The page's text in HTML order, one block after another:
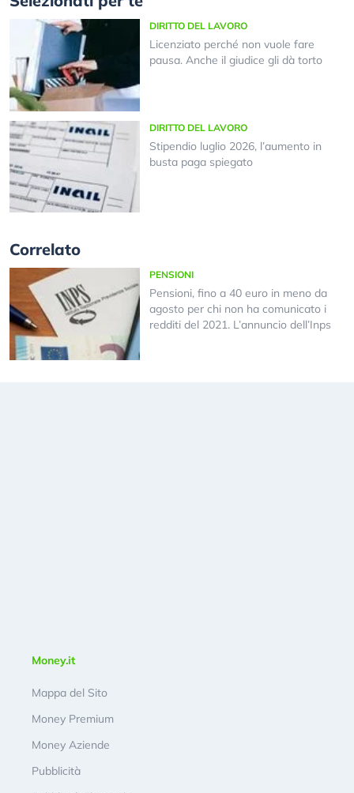
DIRITTO DEL LAVORO
Licenziato perché non vuole fare
pausa. Anche il giudice gli dà torto
DIRITTO DEL LAVORO
Stipendio luglio 2026, l’aumento in
busta paga spiegato
Correlato
PENSIONI
Pensioni, fino a 40 euro in meno da
agosto per chi non ha comunicato i
redditi del 2021. L’annuncio dell’Inps
Money.it
Mappa del Sito
Money Premium
Money Aziende
Pubblicità